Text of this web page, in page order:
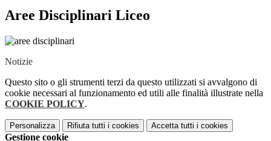
Aree Disciplinari Liceo
Notizie
Questo sito o gli strumenti terzi da questo utilizzati si avvalgono di
cookie necessari al funzionamento ed utili alle finalità illustrate nella
COOKIE POLICY.
Personalizza Rifiuta tutti i cookies Accetta tutti i cookies
Gestione cookie